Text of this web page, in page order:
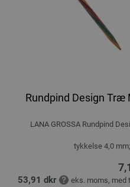
Rundpind Design
LANA GROSSA Rundpind
tykkelse 4,0
53,91 dkr eks. moms,